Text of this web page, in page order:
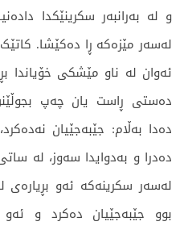
و لە بەرانبەر سکرینێکدا
لەسەر مێزەکە ڕا دەکێشا.
ئەوان لە ناو مێشکی خۆیاندا
دەستی ڕاست یان چەپ
دەدا بەڵام: جێبەجێیان
دەدرا و بەدوایدا سەوز، لە
لەسەر سکرینەکە ئەو بڕیارەی
بوو جێبەجێیان دەکرد و